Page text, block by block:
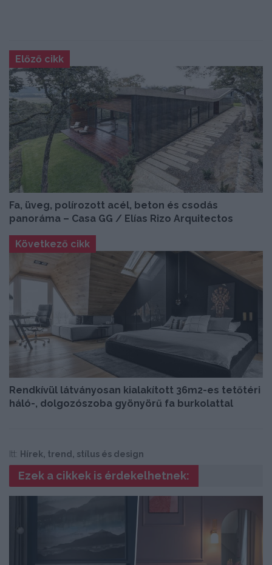
Előző cikk
Fa, üveg, polírozott acél, beton és csodás
panoráma – Casa GG / Elías Rizo Arquitectos
Következő cikk
Rendkívül látványosan kialakított 36m2-es tetőtéri
háló-, dolgozószoba gyönyörű fa burkolattal
Itt: Hírek, trend, stílus és design
Ezek a cikkek is érdekelhetnek: